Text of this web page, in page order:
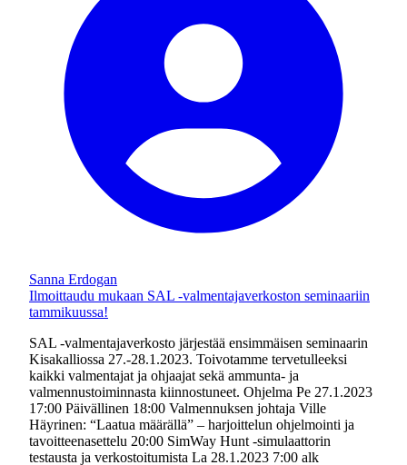
Sanna Erdogan
Ilmoittaudu mukaan SAL -valmentajaverkoston seminaariin
tammikuussa!
SAL -valmentajaverkosto järjestää ensimmäisen seminaarin
Kisakalliossa 27.-28.1.2023. Toivotamme tervetulleeksi
kaikki valmentajat ja ohjaajat sekä ammunta- ja
valmennustoiminnasta kiinnostuneet. Ohjelma Pe 27.1.2023
17:00 Päivällinen 18:00 Valmennuksen johtaja Ville
Häyrinen: “Laatua määrällä” – harjoittelun ohjelmointi ja
tavoitteenasettelu 20:00 SimWay Hunt -simulaattorin
testausta ja verkostoitumista La 28.1.2023 7:00 alk